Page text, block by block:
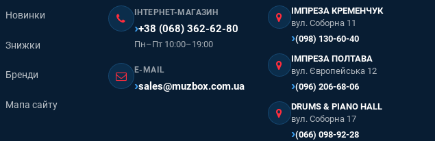
Новинки
Знижки
Бренди
Мапа сайту
ІНТЕРНЕТ-МАГАЗИН
+38 (068) 362-62-80
Пн–Пт 10:00–19:00
E-MAIL
sales@muzbox.com.ua
ІМПРЕЗА КРЕМЕНЧУК
вул. Соборна 11
(098) 130-60-40
ІМПРЕЗА ПОЛТАВА
вул. Європейська 12
(096) 206-68-06
DRUMS & PIANO HALL
вул. Соборна 17
(066) 098-92-28